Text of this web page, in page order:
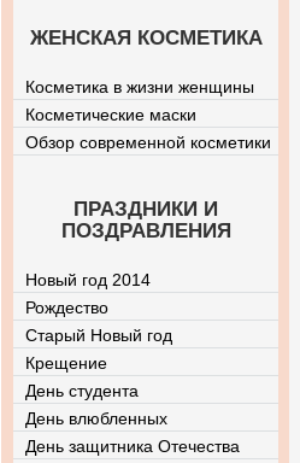
ЖЕНСКАЯ КОСМЕТИКА
Косметика в жизни женщины
Косметические маски
Обзор современной косметики
ПРАЗДНИКИ И
ПОЗДРАВЛЕНИЯ
Новый год 2014
Рождество
Старый Новый год
Крещение
День студента
День влюбленных
День защитника Отечества